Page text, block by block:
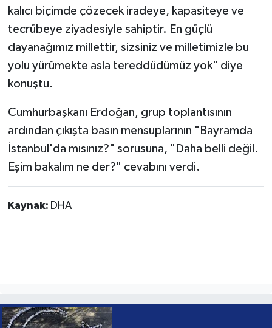
kalıcı biçimde çözecek iradeye, kapasiteye ve
tecrübeye ziyadesiyle sahiptir. En güçlü
dayanağımız millettir, sizsiniz ve milletimizle bu
yolu yürümekte asla tereddüdümüz yok" diye
konuştu.
Cumhurbaşkanı Erdoğan, grup toplantısının
ardından çıkışta basın mensuplarının "Bayramda
İstanbul'da mısınız?" sorusuna, "Daha belli değil.
Eşim bakalım ne der?" cevabını verdi.
Kaynak: DHA